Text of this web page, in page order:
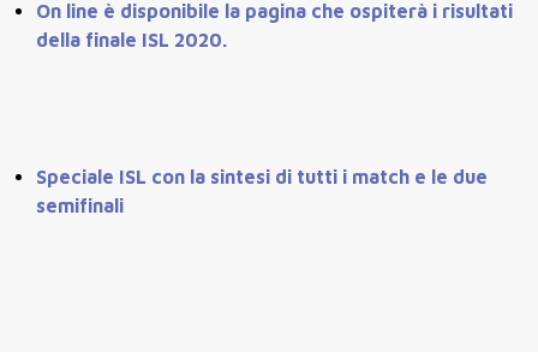
On line è disponibile la pagina che ospiterà i risultati
della finale ISL 2020.
Speciale ISL con la sintesi di tutti i match e le due
semifinali